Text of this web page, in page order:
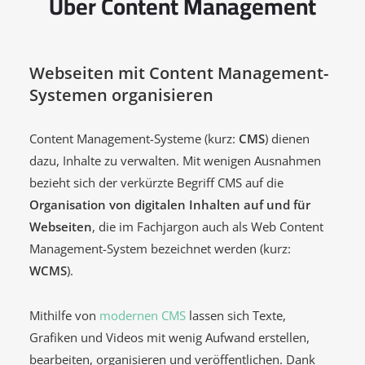
Webseiten mit Content Management-
Systemen organisieren
Content Management-Systeme (kurz: CMS) dienen
dazu, Inhalte zu verwalten. Mit wenigen Ausnahmen
bezieht sich der verkürzte Begriff CMS auf die
Organisation von digitalen Inhalten auf und für
Webseiten, die im Fachjargon auch als Web Content
Management-System bezeichnet werden (kurz:
WCMS).
Mithilfe von modernen CMS lassen sich Texte,
Grafiken und Videos mit wenig Aufwand erstellen,
bearbeiten, organisieren und veröffentlichen. Dank